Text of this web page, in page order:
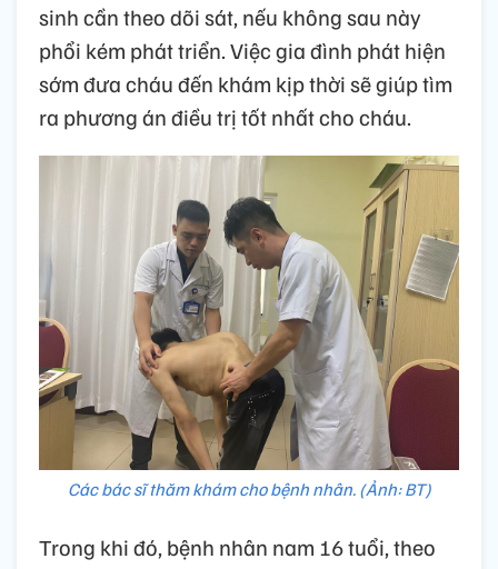
sinh cần theo dõi sát, nếu không sau này
phổi kém phát triển. Việc gia đình phát hiện
sớm đưa cháu đến khám kịp thời sẽ giúp tìm
ra phương án điều trị tốt nhất cho cháu.
Các bác sĩ thăm khám cho bệnh nhân. (Ảnh: BT)
Trong khi đó, bệnh nhân nam 16 tuổi, theo